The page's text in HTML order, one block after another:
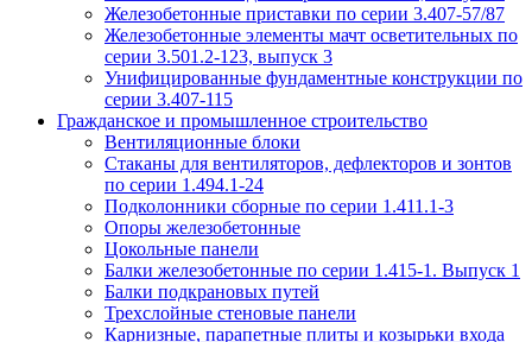
Железобетонные приставки по серии 3.407-57/87
Железобетонные элементы мачт осветительных по
серии 3.501.2-123, выпуск 3
Унифицированные фундаментные конструкции по
серии 3.407-115
Гражданское и промышленное строительство
Вентиляционные блоки
Стаканы для вентиляторов, дефлекторов и зонтов
по серии 1.494.1-24
Подколонники сборные по серии 1.411.1-3
Опоры железобетонные
Цокольные панели
Балки железобетонные по серии 1.415-1. Выпуск 1
Балки подкрановых путей
Трехслойные стеновые панели
Карнизные, парапетные плиты и козырьки входа